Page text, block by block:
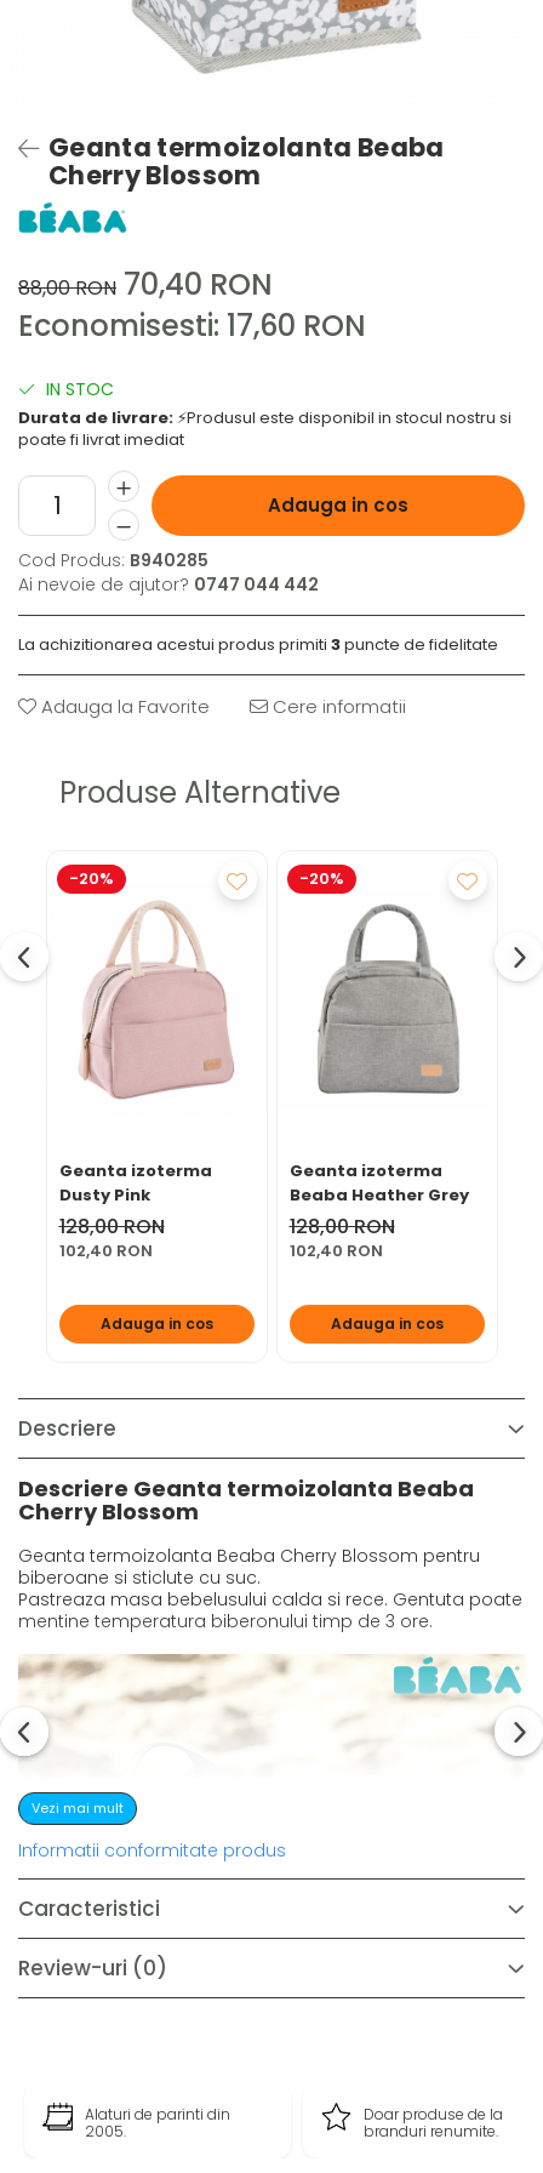
Geanta termoizolanta Beaba
Cherry Blossom
88,00 RON 70,40 RON
Economisesti: 17,60 RON
IN STOC
Durata de livrare: ⚡Produsul este disponibil in stocul nostru si
poate fi livrat imediat
Adauga in cos
Cod Produs: B940285
Ai nevoie de ajutor? 0747 044 442
La achizitionarea acestui produs primiti 3puncte de fidelitate
Adauga la Favorite Cere informatii
Produse Alternative
-20%
Geanta izoterma
Dusty Pink
128,00 RON
102,40 RON
Adauga in cos
-20%
Geanta izoterma
Beaba Heather Grey
128,00 RON
102,40 RON
Adauga in cos
Descriere
Descriere Geanta termoizolanta Beaba
Cherry Blossom
Geanta termoizolanta Beaba Cherry Blossom pentru
biberoane si sticlute cu suc.
Pastreaza masa bebelusului calda si rece. Gentuta poate
mentine temperatura biberonului timp de 3 ore.
Vezi mai mult
Informatii conformitate produs
Caracteristici
Review-uri (0)
Alaturi de parinti din
2005.
Doar produse de la
branduri renumite.